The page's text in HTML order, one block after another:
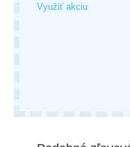
Využiť akciu